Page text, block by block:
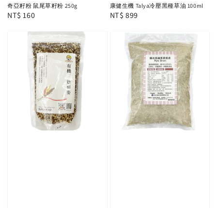
奇亞籽粉 鼠尾草籽粉 250g
Regular
NT$ 160
康健生機 Talya冷壓黑種草油 100ml
Regular
NT$ 899